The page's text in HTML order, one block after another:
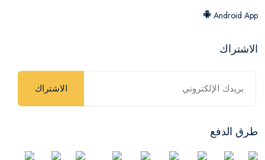
Android App
الاشتراك
الاشتراك
طرق الدفع